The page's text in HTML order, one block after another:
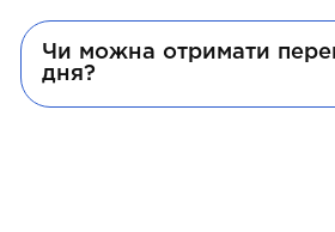
Чи можна отримати
дня?